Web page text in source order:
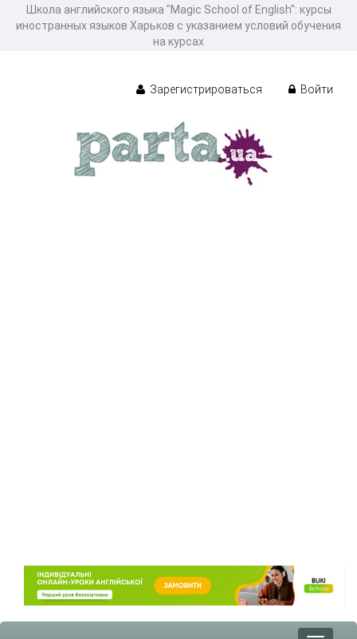
Школа английского языка "Magic School of English": курсы
иностранных языков Харьков с указанием условий обучения
на курсах
Зарегистрироваться Войти